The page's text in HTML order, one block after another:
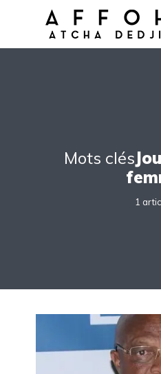
Mots clés
1